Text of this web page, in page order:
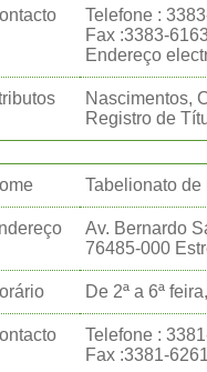
Telefone :
Fax :3383-6163
Endereço
Nascimentos,
Registro de
Tabelionato de
Av. Bernardo
76485-000
De 2ª a 6ª
Telefone :
Fax :3381-6261